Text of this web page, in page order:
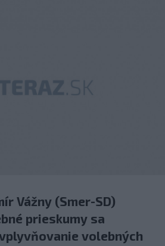
Vážny (Smer-SD)
prieskumy sa
volebných